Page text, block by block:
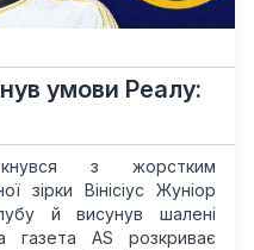
умови Реалу:
з жорстким
зірки Вінісіус Жуніор
й висунув шалені
газета AS розкриває